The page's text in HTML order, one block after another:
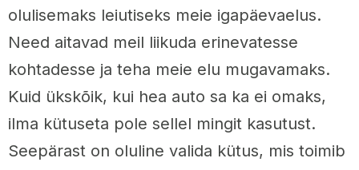
olulisemaks leiutiseks meie igapäevaelus.
Need aitavad meil liikuda erinevatesse
kohtadesse ja teha meie elu mugavamaks.
Kuid ükskõik, kui hea auto sa ka ei omaks,
ilma kütuseta pole sellel mingit kasutust.
Seepärast on oluline valida kütus, mis toimib